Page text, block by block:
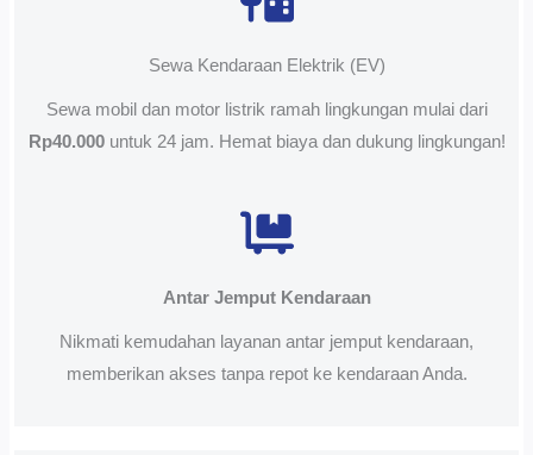
Sewa Kendaraan Elektrik (EV)
Sewa mobil dan motor listrik ramah lingkungan mulai dari
Rp40.000untuk 24 jam. Hemat biaya dan dukung lingkungan!
Antar Jemput Kendaraan
Nikmati kemudahan layanan antar jemput kendaraan,
memberikan akses tanpa repot ke kendaraan Anda.